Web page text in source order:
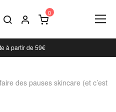
à partir de 59€
des pauses skincare (et c’est